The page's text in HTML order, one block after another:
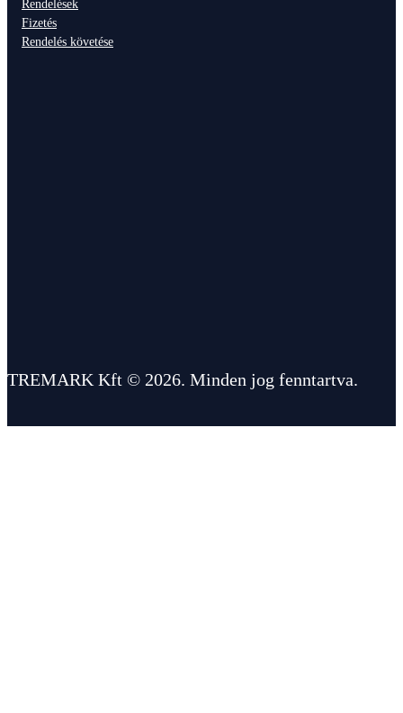
Rendelések
Fizetés
Rendelés követése
TREMARK Kft © 2026. Minden jog fenntartva.